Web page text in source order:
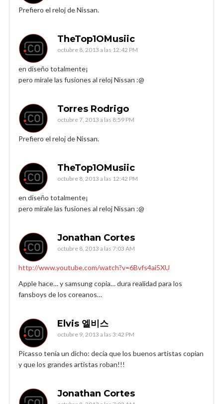
Prefiero el reloj de Nissan.
TheTop1OMusiic
octubre 8, 2013 a las 12:42 PM
en diseño totalmente¡
pero mírale las fusiones al reloj Nissan :@
Torres Rodrigo
octubre 7, 2013 a las 8:59 PM
Prefiero el reloj de Nissan.
TheTop1OMusiic
octubre 8, 2013 a las 12:42 PM
en diseño totalmente¡
pero mírale las fusiones al reloj Nissan :@
Jonathan Cortes
octubre 8, 2013 a las 7:03 AM
http://www.youtube.com/watch?v=6Bvfs4ai5XU
Apple hace… y samsung copia… dura realidad para los
fansboys de los coreanos…
Elvis 엘비스
octubre 9, 2013 a las 3:42 PM
Picasso tenía un dicho: decía que los buenos artistas copian
y que los grandes artistas roban!!!
Jonathan Cortes